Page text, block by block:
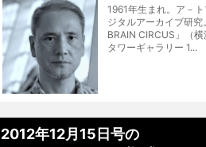
1961年生まれ。ア－
ジタルアーカイブ研
BRAIN CIRCUS」（
タワーギャラリー 1...
2012年12月15日号の